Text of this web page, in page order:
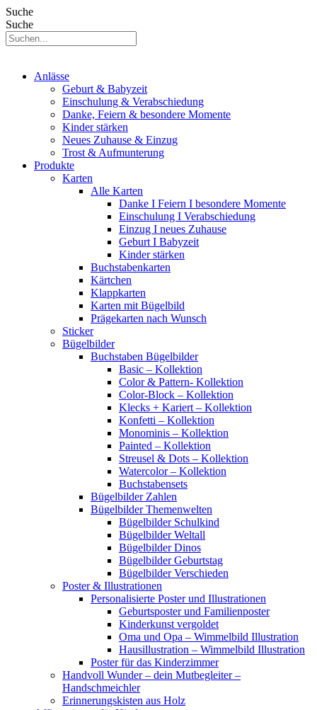
Suche
Suche
Anlässe
Geburt & Babyzeit
Einschulung & Verabschiedung
Danke, Feiern & besondere Momente
Kinder stärken
Neues Zuhause & Einzug
Trost & Aufmunterung
Produkte
Karten
Alle Karten
Danke I Feiern I besondere Momente
Einschulung I Verabschiedung
Einzug I neues Zuhause
Geburt I Babyzeit
Kinder stärken
Buchstabenkarten
Kärtchen
Klappkarten
Karten mit Bügelbild
Prägekarten nach Wunsch
Sticker
Bügelbilder
Buchstaben Bügelbilder
Basic – Kollektion
Color & Pattern- Kollektion
Color-Block – Kollektion
Klecks + Kariert – Kollektion
Konfetti – Kollektion
Monominis – Kollektion
Painted – Kollektion
Streusel & Dots – Kollektion
Watercolor – Kollektion
Buchstabensets
Bügelbilder Zahlen
Bügelbilder Themenwelten
Bügelbilder Schulkind
Bügelbilder Weltall
Bügelbilder Dinos
Bügelbilder Geburtstag
Bügelbilder Verschieden
Poster & Illustrationen
Personalisierte Poster und Illustrationen
Geburtsposter und Familienposter
Kinderkunst vergoldet
Oma und Opa – Wimmelbild Illustration
Hausillustration – Wimmelbild Illustration
Poster für das Kinderzimmer
Handvoll Wunder – dein Mutbegleiter –
Handschmeichler
Erinnerungskisten aus Holz